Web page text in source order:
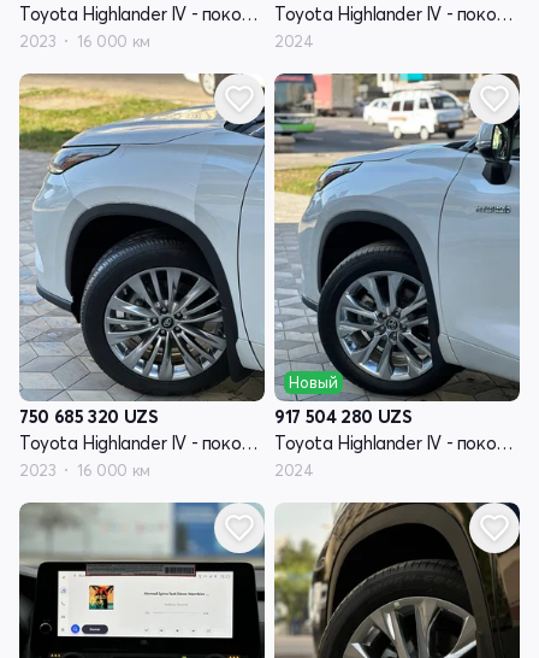
Toyota Highlander IV - поколение (U70)
2023 16 000 км
Toyota Highlander IV - поколение (U70)
2024
750 685 320 UZS
Toyota Highlander IV - поколение (U70)
2023 16 000 км
Новый
917 504 280 UZS
Toyota Highlander IV - поколение (U70)
2024